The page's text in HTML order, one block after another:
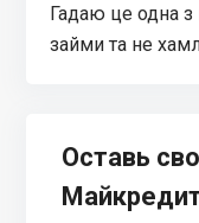
Гадаю це одна
займи та не
Оставь